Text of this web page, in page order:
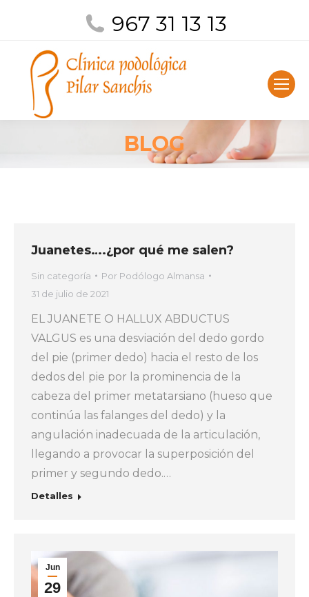
967 31 13 13
BLOG
Juanetes….¿por qué me salen?
Sin categoría Por Podólogo Almansa
31 de julio de 2021
EL JUANETE O HALLUX ABDUCTUS
VALGUS es una desviación del dedo gordo
del pie (primer dedo) hacia el resto de los
dedos del pie por la prominencia de la
cabeza del primer metatarsiano (hueso que
continúa las falanges del dedo) y la
angulación inadecuada de la articulación,
llegando a provocar la superposición del
primer y segundo dedo.…
Detalles
Jun
29